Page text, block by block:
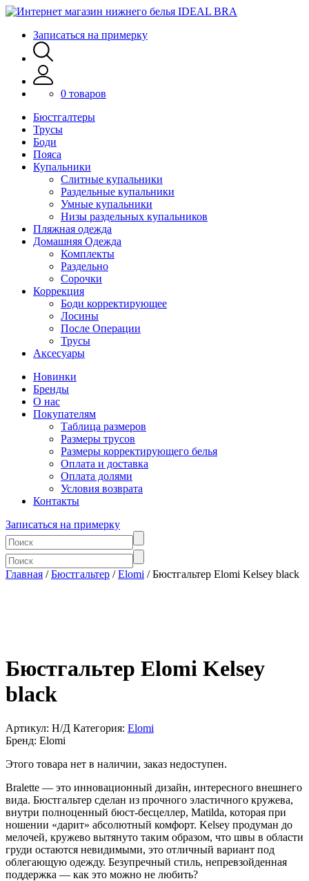
Записаться на примерку
0 товаров
Бюстгалтеры
Трусы
Боди
Пояса
Купальники
Слитные купальники
Раздельные купальники
Умные купальники
Низы раздельных купальников
Пляжная одежда
Домашняя Одежда
Комплекты
Раздельно
Сорочки
Коррекция
Боди корректирующее
Лосины
После Операции
Трусы
Аксесуары
Новинки
Бренды
О нас
Покупателям
Таблица размеров
Размеры трусов
Размеры корректирующего белья
Оплата и доставка
Оплата долями
Условия возврата
Контакты
Записаться на примерку
Главная /Бюстгальтер /Elomi / Бюстгальтер Elomi Kelsey black
Бюстгальтер Elomi Kelsey
black
Артикул: Н/Д Категория: Elomi
Бренд: Elomi
Этого товара нет в наличии, заказ недоступен.
Bralette — это инновационный дизайн, интересного внешнего
вида. Бюстгальтер сделан из прочного эластичного кружева,
внутри полноценный бюст-бесцеллер, Matilda, которая при
ношении «дарит» абсолютный комфорт. Kelsey продуман до
мелочей, кружево вытянуто таким образом, что швы в области
груди остаются невидимыми, это отличный вариант под
облегающую одежду. Безупречный стиль, непревзойденная
поддержка — как это можно не любить?